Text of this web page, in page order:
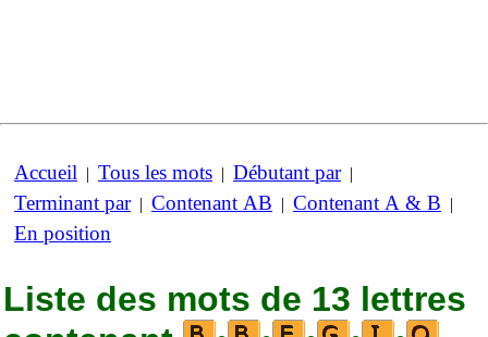
Accueil | Tous les mots | Débutant par|
Terminant par| Contenant AB | Contenant A & B |
En position
Liste des mots de 13 lettres